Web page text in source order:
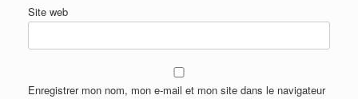
Site web
Enregistrer mon nom, mon e-mail et mon site dans le navigateur